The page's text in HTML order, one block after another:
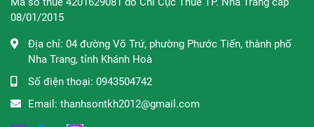
máy trên toàn thế giới như Trung Quốc, Mỹ, Indonesia… Tất
lượng nghiêm ngặt và đồng đều của Maybelline toàn cầu.
08/01/2015
Địa chỉ: 04 đường Võ Trứ, phường Phước Tiến, thành phố
Nha Trang, tỉnh Khánh Hoà
Số điện thoại: 0943504742
Email: thanhsontkh2012@gmail.com